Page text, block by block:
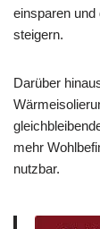
einsparen
steigern.
Darüber
mehr
nutzbar.